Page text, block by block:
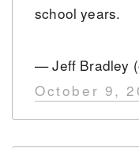
school years.
— Jeff Bradley
October 9,